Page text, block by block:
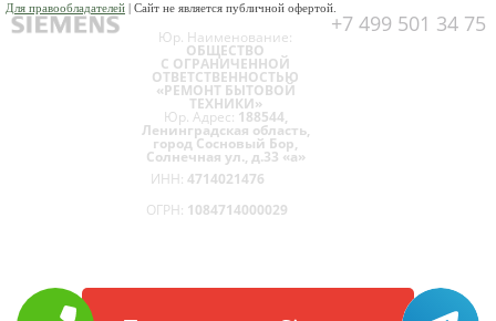
Для правообладателей | Сайт не является публичной офертой.
+7 499 501 34 75
Юр. Наименование:
ОБЩЕСТВО
С ОГРАНИЧЕННОЙ
ОТВЕТСТВЕННОСТЬЮ
«РЕМОНТ БЫТОВОЙ
ТЕХНИКИ»
Юр. Адрес: 188544,
Ленинградская область,
город Сосновый Бор,
Солнечная ул., д.33 «а»
ИНН: 4714021476
ОГРН: 1084714000029